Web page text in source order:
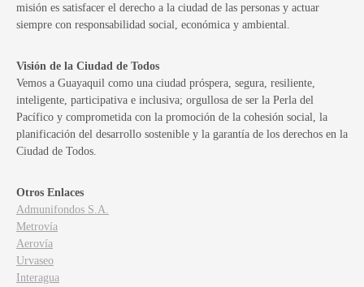
misión es satisfacer el derecho a la ciudad de las personas y actuar
siempre con responsabilidad social, económica y ambiental.
Visión de la Ciudad de Todos
Vemos a Guayaquil como una ciudad próspera, segura, resiliente,
inteligente, participativa e inclusiva; orgullosa de ser la Perla del
Pacífico y comprometida con la promoción de la cohesión social, la
planificación del desarrollo sostenible y la garantía de los derechos en la
Ciudad de Todos.
Otros Enlaces
Admunifondos S.A.
Metrovía
Aerovía
Urvaseo
Interagua